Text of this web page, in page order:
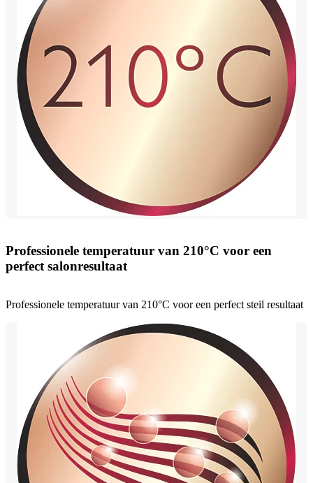
Professionele temperatuur van 210°C voor een
perfect salonresultaat
Professionele temperatuur van 210°C voor een perfect steil resultaat